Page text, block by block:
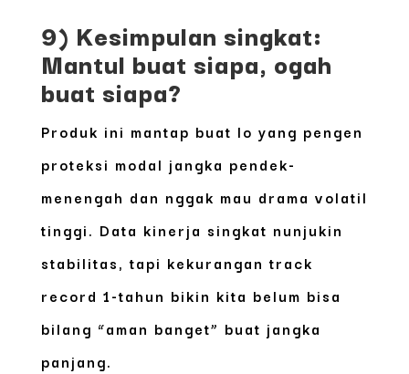
9) Kesimpulan singkat:
Mantul buat siapa, ogah
buat siapa?
Produk ini mantap buat lo yang pengen
proteksi modal jangka pendek-
menengah dan nggak mau drama volatil
tinggi. Data kinerja singkat nunjukin
stabilitas, tapi kekurangan track
record 1-tahun bikin kita belum bisa
bilang “aman banget” buat jangka
panjang.